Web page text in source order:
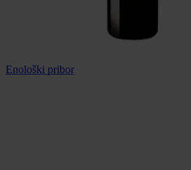
Enološki pribor